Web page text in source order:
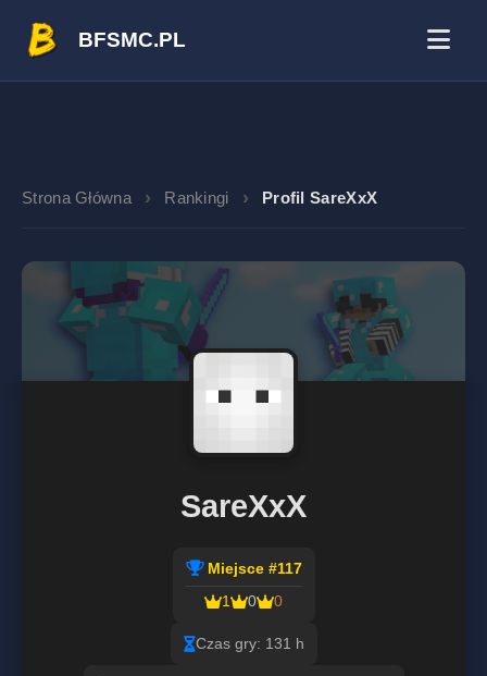
BFSMC.PL
Strona Główna Rankingi Profil SareXxX
SareXxX
Miejsce #117
1
0 0
Czas gry: 131 h